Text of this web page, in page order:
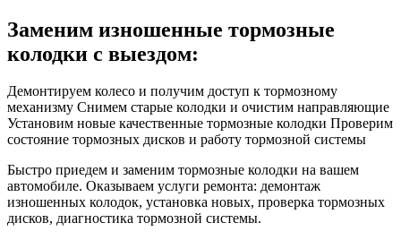
Заменим изношенные тормозные
колодки с выездом:
Демонтируем колесо и получим доступ к тормозному
механизму Снимем старые колодки и очистим направляющие
Установим новые качественные тормозные колодки Проверим
состояние тормозных дисков и работу тормозной системы
Быстро приедем и заменим тормозные колодки на вашем
автомобиле. Оказываем услуги ремонта: демонтаж
изношенных колодок, установка новых, проверка тормозных
дисков, диагностика тормозной системы.